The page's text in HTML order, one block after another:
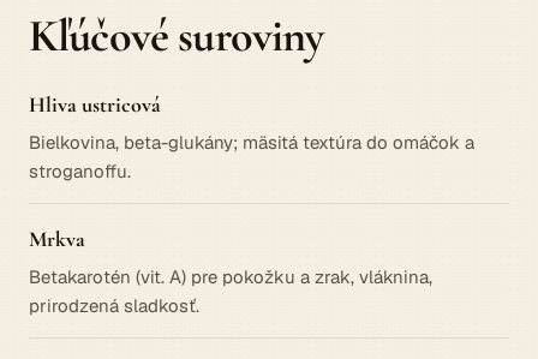
Kľúčové suroviny
Hliva ustricová
Bielkovina, beta-glukány; mäsitá textúra do omáčok a
stroganoffu.
Mrkva
Betakarotén (vit. A) pre pokožku a zrak, vláknina,
prirodzená sladkosť.